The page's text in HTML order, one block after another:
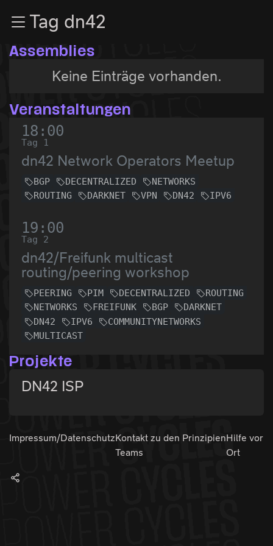
Zum InhaltTag dn42
Assemblies
Keine Einträge vorhanden.
Veranstaltungen
18:00
Tag 1
dn42 Network Operators Meetup
BGP DECENTRALIZED
NETWORKS
ROUTING
DARKNET VPN DN42 IPV6
19:00
Tag 2
dn42/Freifunk multicast
routing/peering workshop
PEERING PIM DECENTRALIZED
ROUTING
NETWORKS
FREIFUNK BGP
DARKNET
DN42
IPV6
COMMUNITYNETWORKS
MULTICAST
Projekte
DN42 ISP
Impressum/DatenschutzKontakt zu den
Teams
PrinzipienHilfe vor
Ort